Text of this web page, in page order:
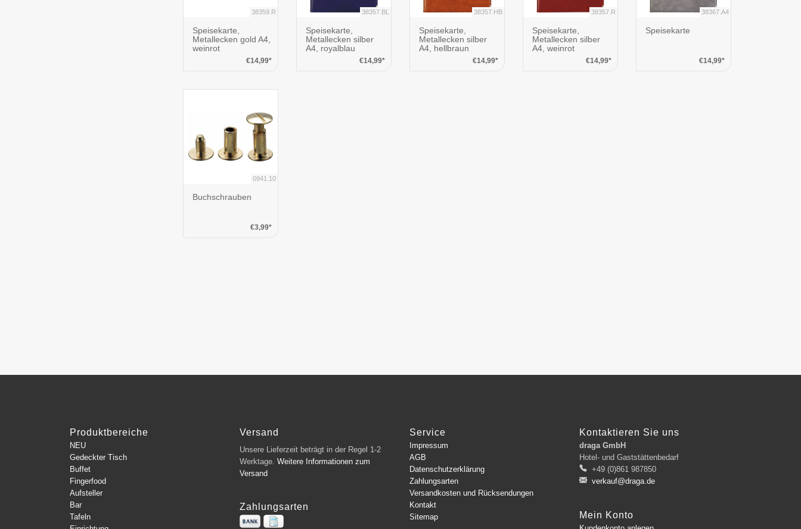
38359.R
Speisekarte,
Metallecken gold A4,
weinrot
€14,99*
38357.BL
Speisekarte,
Metallecken silber
A4, royalblau
€14,99*
38357.HB
Speisekarte,
Metallecken silber
A4, hellbraun
€14,99*
38357.R
Speisekarte,
Metallecken silber
A4, weinrot
€14,99*
38367.A4
Speisekarte
€14,99*
0941.10
Buchschrauben
€3,99*
Produktbereiche
NEU
Gedeckter Tisch
Buffet
Fingerfood
Aufsteller
Bar
Tafeln
Versand
Unsere Lieferzeit beträgt in der Regel 1-2
Werktage. Weitere Informationen zum
Versand
Zahlungsarten
Service
Impressum
AGB
Datenschutzerklärung
Zahlungsarten
Versandkosten und Rücksendungen
Kontakt
Sitemap
Kontaktieren Sie uns
draga GmbH
Hotel- und Gaststättenbedarf
+49 (0)861 987850
verkauf@draga.de
Mein Konto